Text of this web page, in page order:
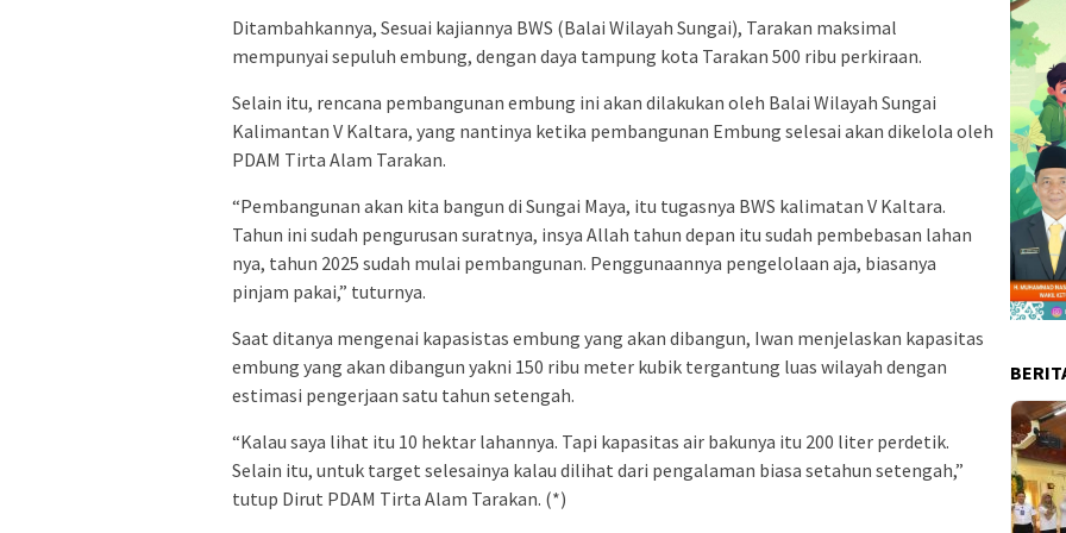
Ditambahkannya, Sesuai kajiannya BWS (Balai Wilayah Sungai), Tarakan maksimal
mempunyai sepuluh embung, dengan daya tampung kota Tarakan 500 ribu perkiraan.
Selain itu, rencana pembangunan embung ini akan dilakukan oleh Balai Wilayah Sungai
Kalimantan V Kaltara, yang nantinya ketika pembangunan Embung selesai akan dikelola oleh
PDAM Tirta Alam Tarakan.
“Pembangunan akan kita bangun di Sungai Maya, itu tugasnya BWS kalimatan V Kaltara.
Tahun ini sudah pengurusan suratnya, insya Allah tahun depan itu sudah pembebasan lahan
nya, tahun 2025 sudah mulai pembangunan. Penggunaannya pengelolaan aja, biasanya
pinjam pakai,” tuturnya.
Saat ditanya mengenai kapasistas embung yang akan dibangun, Iwan menjelaskan kapasitas
embung yang akan dibangun yakni 150 ribu meter kubik tergantung luas wilayah dengan
estimasi pengerjaan satu tahun setengah.
“Kalau saya lihat itu 10 hektar lahannya. Tapi kapasitas air bakunya itu 200 liter perdetik.
Selain itu, untuk target selesainya kalau dilihat dari pengalaman biasa setahun setengah,”
tutup Dirut PDAM Tirta Alam Tarakan. (*)